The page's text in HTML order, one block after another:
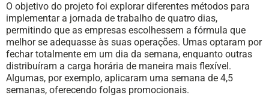
O objetivo do projeto foi explorar diferentes métodos para
implementar a jornada de trabalho de quatro dias,
permitindo que as empresas escolhessem a fórmula que
melhor se adequasse às suas operações. Umas optaram por
fechar totalmente em um dia da semana, enquanto outras
distribuíram a carga horária de maneira mais flexível.
Algumas, por exemplo, aplicaram uma semana de 4,5
semanas, oferecendo folgas promocionais.